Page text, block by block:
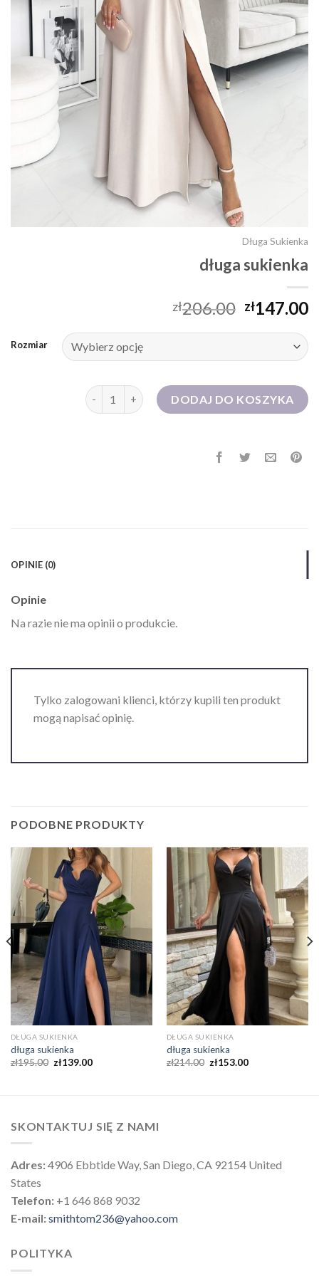
Długa Sukienka
długa sukienka
zł206.00 zł147.00
Rozmiar
ilość długa sukienkaDODAJ DO KOSZYKA
OPINIE (0)
Opinie
Na razie nie ma opinii o produkcie.
Tylko zalogowani klienci, którzy kupili ten produkt
mogą napisać opinię.
PODOBNE PRODUKTY
DŁUGA SUKIENKA
długa sukienka
zł195.00 zł139.00
DŁUGA SUKIENKA
długa sukienka
zł214.00 zł153.00
SKONTAKTUJ SIĘ Z NAMI
Adres:4906 Ebbtide Way, San Diego, CA 92154 United
States
Telefon: +1 646 868 9032
E-mail:smithtom236@yahoo.com
POLITYKA